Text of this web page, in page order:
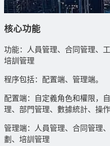
核心功能
功能：人員管理、合同管理、
培訓管理
程序包括：配置端、管理端。
配置端：自定義角色和權限，
理、部門管理、數據統計、操
管理端：人員管理、合同管理
劃、培訓管理